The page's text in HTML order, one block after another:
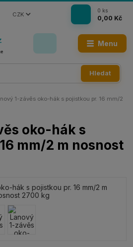
Menu
CZK
Hledat
0 ks
0,00 Kč
1-závěs oko-hák s pojistkou pr. 16 mm/2
oko-hák s
mm/2 m nosnost